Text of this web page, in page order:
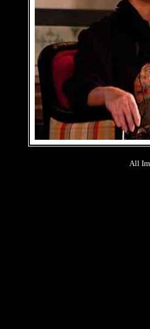
All